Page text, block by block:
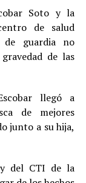
Soto y la
de salud
de guardia no
de las
llegó a
de mejores
junto a su hija,
del CTI de la